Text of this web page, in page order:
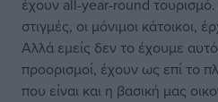
έχουν all-year-round τουρισμό.
στιγμές, οι μόνιμοι κάτοικοι,
Αλλά εμείς δεν το έχουμε
προορισμοί, έχουν ως επί το
που είναι και η βασική μας